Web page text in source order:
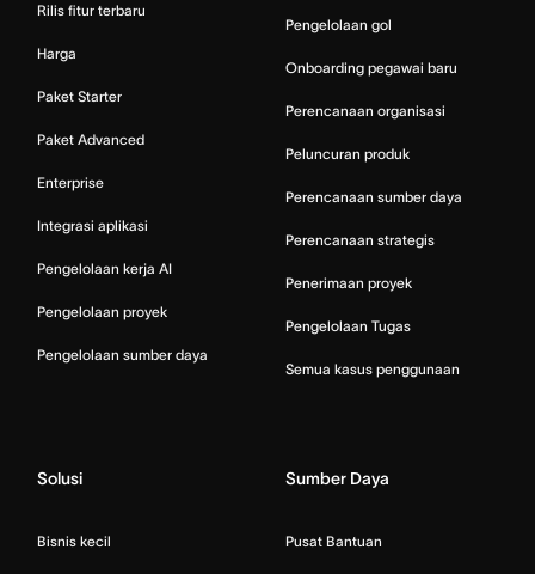
Rilis fitur terbaru
Harga
Paket Starter
Paket Advanced
Enterprise
Integrasi aplikasi
Pengelolaan kerja AI
Pengelolaan proyek
Pengelolaan sumber daya
Pengelolaan gol
Onboarding pegawai baru
Perencanaan organisasi
Peluncuran produk
Perencanaan sumber daya
Perencanaan strategis
Penerimaan proyek
Pengelolaan Tugas
Semua kasus penggunaan
Solusi
Bisnis kecil
Sumber Daya
Pusat Bantuan